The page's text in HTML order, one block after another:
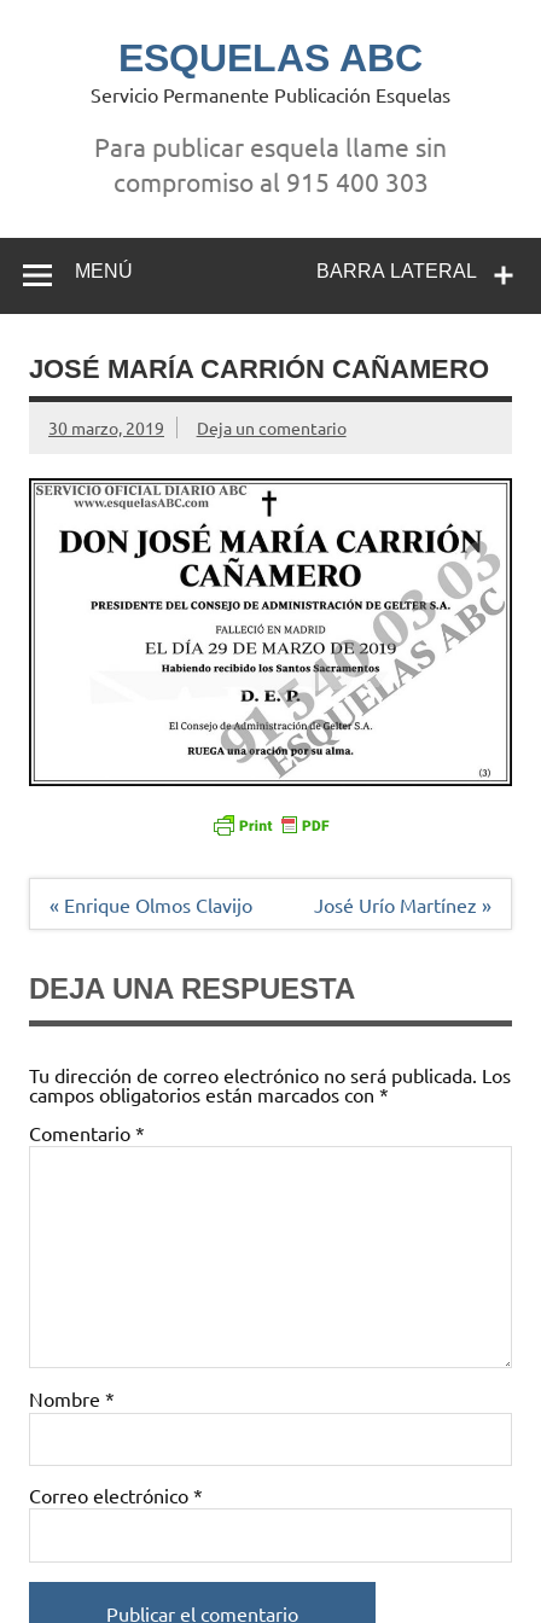
ESQUELAS ABC
Servicio Permanente Publicación Esquelas
Para publicar esquela llame sin
compromiso al 915 400 303
BARRA LATERAL
MENÚ
JOSÉ MARÍA CARRIÓN CAÑAMERO
30 marzo, 2019 Deja un comentario
Navegación
« Enrique Olmos Clavijo José Urío Martínez »
DEJA UNA RESPUESTA
Tu dirección de correo electrónico no será publicada. Los
campos obligatorios están marcados con *
Comentario *
Nombre *
Correo electrónico *